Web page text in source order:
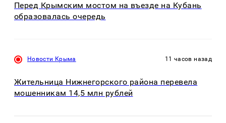
Перед Крымским мостом на въезде на Кубань
образовалась очередь
Новости Крыма 11 часов назад
Жительница Нижнегорского района перевела
мошенникам 14,5 млн рублей